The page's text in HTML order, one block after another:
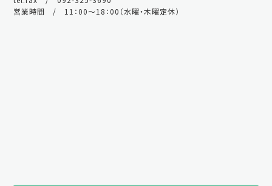
営業時間 / 11：00～18：00（水曜・木曜定休）